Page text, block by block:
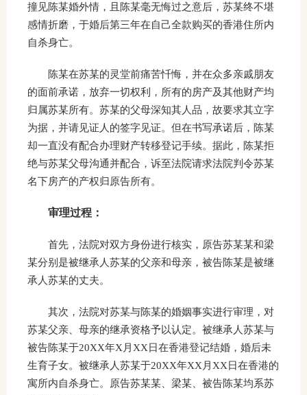
撞见陈某婚外情，且陈某毫无悔过之意后，苏某终不堪
感情折磨，于婚后第三年在自己全款购买的香港住所内
自杀身亡。
陈某在苏某的灵堂前痛苦忏悔，并在众多亲戚朋友
的面前承诺，放弃一切权利，所有的房产及其他财产均
归属苏某所有。苏某的父母深知其人品，故要求其立字
为据，并请见证人的签字见证。但在书写承诺后，陈某
却一直没有配合办理财产转移登记手续。据此，陈某拒
绝与苏某父母沟通并配合，诉至法院请求法院判令苏某
名下房产的产权归原告所有。
审理过程：
首先，法院对双方身份进行核实，原告苏某某和梁
某分别是被继承人苏某的父亲和母亲，被告陈某是被继
承人苏某的丈夫。
其次，法院对苏某与陈某的婚姻事实进行审理，对
苏某父亲、母亲的继承资格予以认定。被继承人苏某与
被告陈某于20XX年X月XX日在香港登记结婚，婚后未
生育子女。被继承人苏某于20XX年XX月XX日在香港的
寓所内自杀身亡。原告苏某某、梁某、被告陈某均系苏